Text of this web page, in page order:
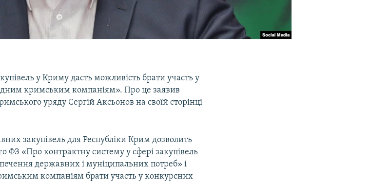
у Криму дасть можливість брати участь у
кримським компаніям». Про це заявив
уряду Сергій Аксьонов на своїй сторінці
закупівель для Республіки Крим дозволить
ФЗ «Про контрактну систему у сфері закупівель
державних і муніципальних потреб» і
компаніям брати участь у конкурсних